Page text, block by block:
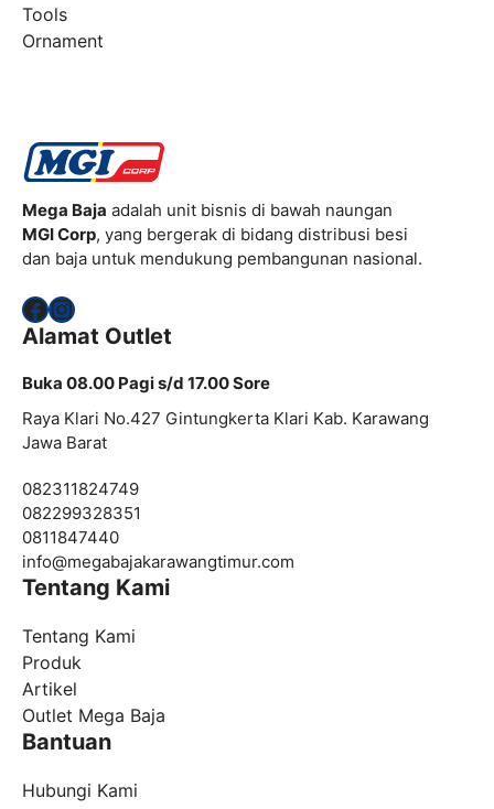
Tools
Ornament
Mega Baja adalah unit bisnis di bawah naungan
MGI Corp, yang bergerak di bidang distribusi besi
dan baja untuk mendukung pembangunan nasional.
Facebook
Instagram
Alamat Outlet
Buka 08.00 Pagi s/d 17.00 Sore
Raya Klari No.427 Gintungkerta Klari Kab. Karawang
Jawa Barat
082311824749
082299328351
0811847440
info@megabajakarawangtimur.com
Tentang Kami
Tentang Kami
Produk
Artikel
Outlet Mega Baja
Bantuan
Hubungi Kami